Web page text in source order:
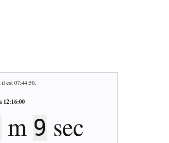
est07:44:50.
12:16:00
m 9 sec